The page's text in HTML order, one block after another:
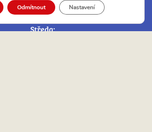
Úterý:
– 11:30 a 12:00 – 14:30
Středa:
Odmítnout Nastavení